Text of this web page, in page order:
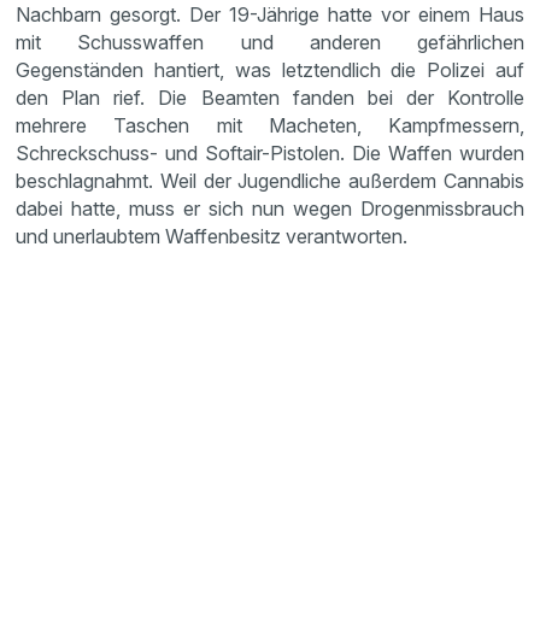
Nachbarn gesorgt. Der 19-Jährige hatte vor einem Haus
mit Schusswaffen und anderen gefährlichen
Gegenständen hantiert, was letztendlich die Polizei auf
den Plan rief. Die Beamten fanden bei der Kontrolle
mehrere Taschen mit Macheten, Kampfmessern,
Schreckschuss- und Softair-Pistolen. Die Waffen wurden
beschlagnahmt. Weil der Jugendliche außerdem Cannabis
dabei hatte, muss er sich nun wegen Drogenmissbrauch
und unerlaubtem Waffenbesitz verantworten.